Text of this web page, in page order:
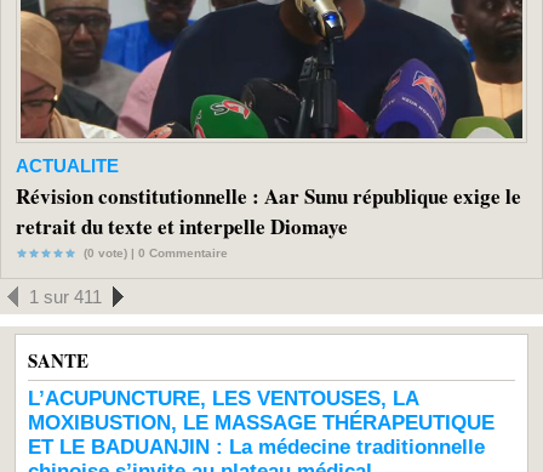
ACTUALITE
Révision constitutionnelle : Aar Sunu république exige le
retrait du texte et interpelle Diomaye
(0 vote) | 0 Commentaire
1 sur 411
SANTE
L’ACUPUNCTURE, LES VENTOUSES, LA
MOXIBUSTION, LE MASSAGE THÉRAPEUTIQUE
ET LE BADUANJIN : La médecine traditionnelle